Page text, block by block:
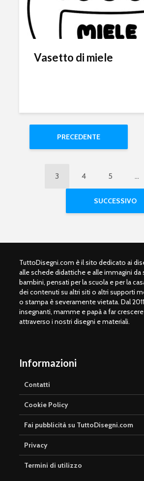
Vasetto di miele
PRECEDENTE
3 4 5 …
SUCCESSIVO
TuttoDisegni.com è il sito dedicato ai
alle schede didattiche e alle immagini da
bambini, pensati per la scuola e per la
dei contenuti su altri siti o altri supporti
o stampa è severamente vietata. Dal
insegnanti, mamme e papà a far
attraverso i nostri disegni e materiali.
Informazioni
Contatti
Cookie Policy
Fai pubblicità su TuttoDisegni.com
Privacy
Termini di utilizzo